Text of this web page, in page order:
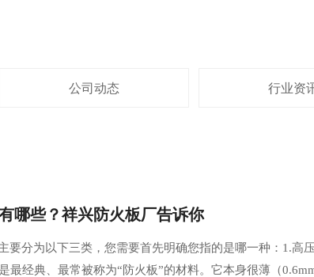
公司动态 行业资
哪些？祥兴防火板厂告诉你
要分为以下三类，您需要首先明确您指的是哪一种：1.高
最经典、最常被称为“防火板”的材料。它本身很薄（